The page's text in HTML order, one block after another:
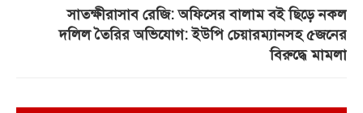
সাতক্ষীরাসাব রেজি: অফিসের বালাম বই ছিড়ে নকল
দলিল তৈরির অভিযোগ: ইউপি চেয়ারম্যানসহ ৫জনের
বিরুদ্ধে মামলা